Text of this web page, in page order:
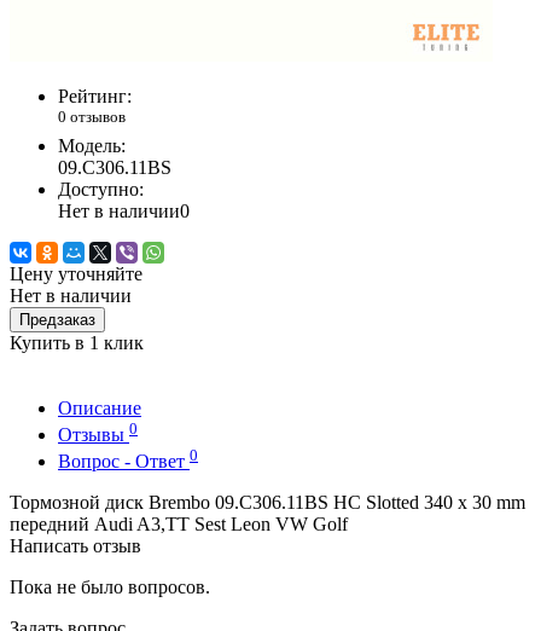
Рейтинг:
0 отзывов
Модель:
09.C306.11BS
Доступно:
Нет в наличии0
Цену уточняйте
Нет в наличии
Предзаказ
Купить в 1 клик
Описание
Отзывы 0
Вопрос - Ответ 0
Тормозной диск Brembo 09.C306.11BS HC Slotted 340 x 30 mm
передний Audi A3,TT Sest Leon VW Golf
Написать отзыв
Пока не было вопросов.